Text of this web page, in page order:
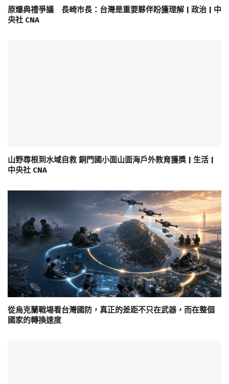
原爆典禮爭議 長崎市長：台灣是重要夥伴盼獲理解 | 政治 | 中
央社 CNA
山野尋根到水域自救 銅門國小面山面海戶外教育獲獎 | 生活 |
中央社 CNA
從烏克蘭戰場看台灣國防，真正的差距不只在武器，而在整個
國家的轉換速度